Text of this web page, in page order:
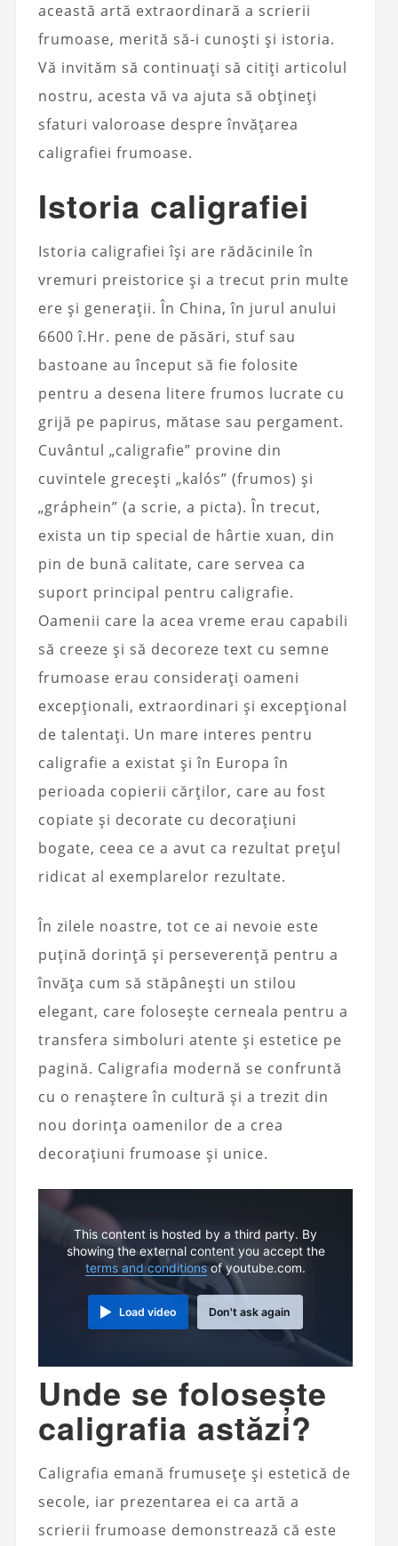
această artă extraordinară a scrierii
frumoase, merită să-i cunoști și istoria.
Vă invităm să continuați să citiți articolul
nostru, acesta vă va ajuta să obțineți
sfaturi valoroase despre învățarea
caligrafiei frumoase.
Istoria caligrafiei
Istoria caligrafiei își are rădăcinile în
vremuri preistorice și a trecut prin multe
ere și generații. În China, în jurul anului
6600 î.Hr. pene de păsări, stuf sau
bastoane au început să fie folosite
pentru a desena litere frumos lucrate cu
grijă pe papirus, mătase sau pergament.
Cuvântul „caligrafie” provine din
cuvintele grecești „kalós” (frumos) și
„gráphein” (a scrie, a picta). În trecut,
exista un tip special de hârtie xuan, din
pin de bună calitate, care servea ca
suport principal pentru caligrafie.
Oamenii care la acea vreme erau capabili
să creeze și să decoreze text cu semne
frumoase erau considerați oameni
excepționali, extraordinari și excepțional
de talentați. Un mare interes pentru
caligrafie a existat și în Europa în
perioada copierii cărților, care au fost
copiate și decorate cu decorațiuni
bogate, ceea ce a avut ca rezultat prețul
ridicat al exemplarelor rezultate.
În zilele noastre, tot ce ai nevoie este
puțină dorință și perseverență pentru a
învăța cum să stăpânești un stilou
elegant, care folosește cerneala pentru a
transfera simboluri atente și estetice pe
pagină. Caligrafia modernă se confruntă
cu o renaștere în cultură și a trezit din
nou dorința oamenilor de a crea
decorațiuni frumoase și unice.
This content is hosted by a third party. By
showing the external content you accept the
terms and conditionsof youtube.com.
Load video Don't ask again
Unde se folosește
caligrafia astăzi?
Caligrafia emană frumusețe și estetică de
secole, iar prezentarea ei ca artă a
scrierii frumoase demonstrează că este